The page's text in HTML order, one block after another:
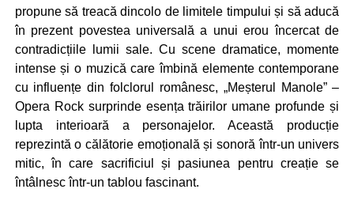
propune să treacă dincolo de limitele timpului și să aducă
în prezent povestea universală a unui erou încercat de
contradicțiile lumii sale. Cu scene dramatice, momente
intense și o muzică care îmbină elemente contemporane
cu influențe din folclorul românesc, „Meșterul Manole” –
Opera Rock surprinde esența trăirilor umane profunde și
lupta interioară a personajelor. Această producție
reprezintă o călătorie emoțională și sonoră într-un univers
mitic, în care sacrificiul și pasiunea pentru creație se
întâlnesc într-un tablou fascinant.